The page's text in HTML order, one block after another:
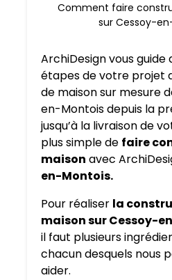
Comment faire
sur Cessoy-
ArchiDesign vous guide
étapes de votre projet
de maison sur mesure
en-Montois depuis la
jusqu’à la livraison de
plus simple de faire
maison avec
en-Montois.
Pour réaliser la
maison sur Cessoy-
il faut plusieurs
chacun desquels nous
aider.